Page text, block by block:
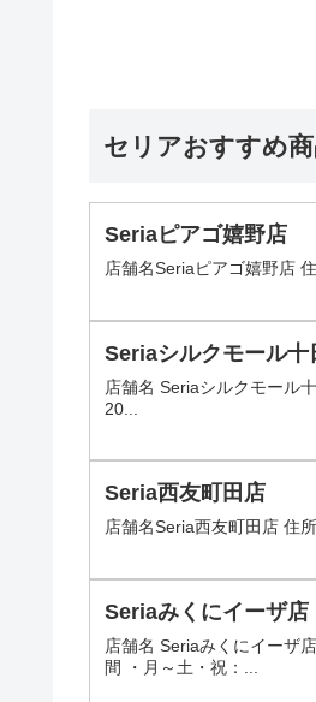
セリアおすすめ
Seriaピアゴ嬉野店
店舗名Seriaピアゴ嬉野店
Seriaシルクモール十
店舗名 Seriaシルクモール
20...
Seria西友町田店
店舗名Seria西友町田店 住
Seriaみくにイーザ店
店舗名 Seriaみくにイーザ
間 ・月～土・祝：...